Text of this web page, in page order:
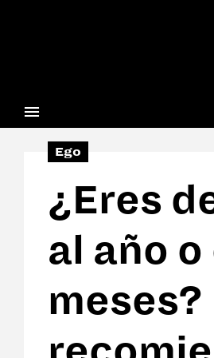
Ego
¿Eres
al año
meses?